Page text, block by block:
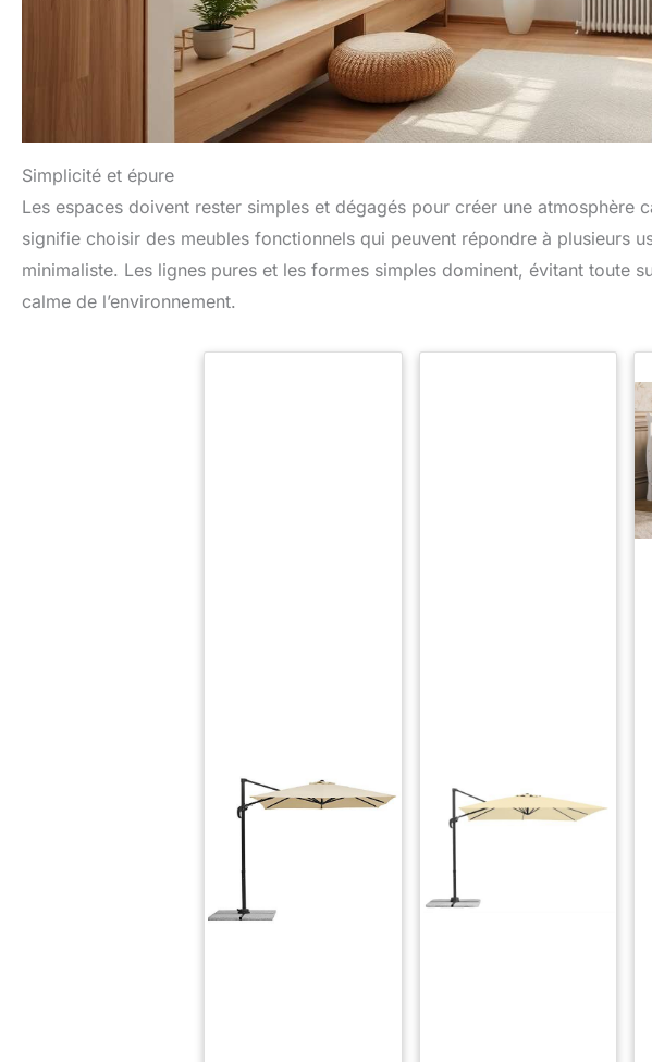
Simplicité et épure
Les espaces doivent rester simples et dégagés pour créer une atmosphère
signifie choisir des meubles fonctionnels qui peuvent répondre à plusieurs
minimaliste. Les lignes pures et les formes simples dominent, évitant toute
calme de l’environnement.